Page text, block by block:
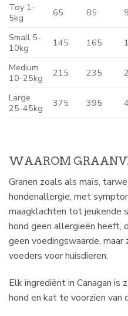
Toy 1-
5kg
65 85
Small 5-
10kg
145 165
Medium
10-25kg
215 235
Large
25-45kg
375 395
WAAROM
Granen zoals als maïs,
hondenallergie, met
maagklachten tot jeukende
hond geen allergieën heeft,
geen voedingswaarde,
voeders voor huisdieren.
Elk ingrediënt in Canagan
hond en kat te voorzien van